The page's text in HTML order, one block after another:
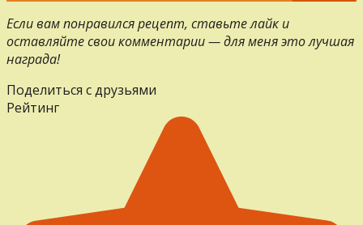
Если вам понравился рецепт, ставьте лайк и
оставляйте свои комментарии — для меня это лучшая
награда!
Поделиться с друзьями
Рейтинг